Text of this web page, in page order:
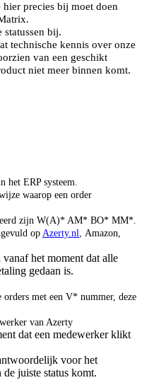
hier precies bij moet doen
statussen bij.
technische kennis over onze
van een geschikt
niet meer binnen komt.
het ERP systeem.
waarop een order
zijn W(A)* AM* BO* MM*.
op Azerty.nl, Amazon,
het moment dat alle
gedaan is.
orders met een V* nummer, deze
van Azerty
dat een medewerker klikt
voor het
juiste status komt.